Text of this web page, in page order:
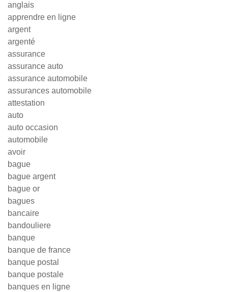
anglais
apprendre en ligne
argent
argenté
assurance
assurance auto
assurance automobile
assurances automobile
attestation
auto
auto occasion
automobile
avoir
bague
bague argent
bague or
bagues
bancaire
bandouliere
banque
banque de france
banque postal
banque postale
banques en ligne